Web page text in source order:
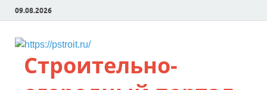
09.08.2026
Строительно-